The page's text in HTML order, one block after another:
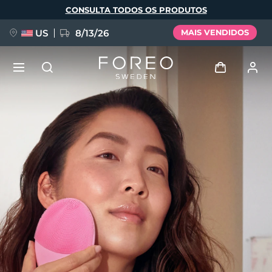
principal
CONSULTA TODOS OS PRODUTOS
US 8/13/26 MAIS VENDIDOS
Perfil de usuário
Meus aparelhos
Meus pedidos
Meus endereços
As minhas subscrições
NOVIDADE
FAQ™ Pure Beauty-Tech Elixir
BREAKING NEWS
issa™ Teeth Whitening Set
Idioma
English Deutsch
Español
Français
Italiano
Português
Polski
Svenska
Русский
Türkçe
简体中文 繁體中文